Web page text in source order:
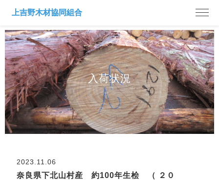
入荷状況
2023.11.06
奈良県下北山村産 約100年生桧 （ ２０